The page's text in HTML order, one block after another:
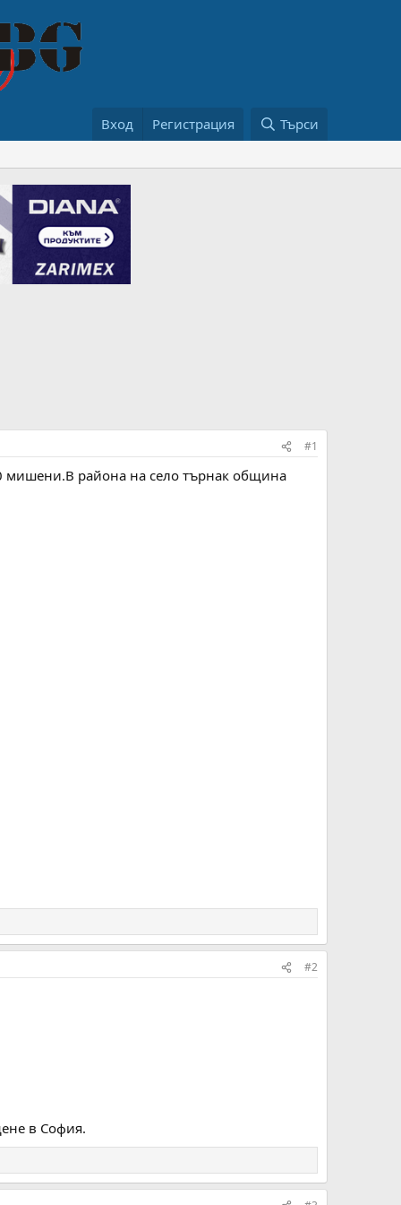
Вход Регистрация Търси
#1
мишени.В района на село търнак община
#2
в София.